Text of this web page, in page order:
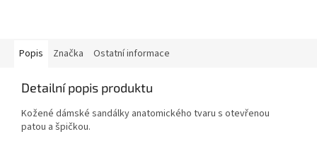
Popis Značka Ostatní informace
Detailní popis produktu
Kožené dámské sandálky anatomického tvaru s otevřenou
patou a špičkou.